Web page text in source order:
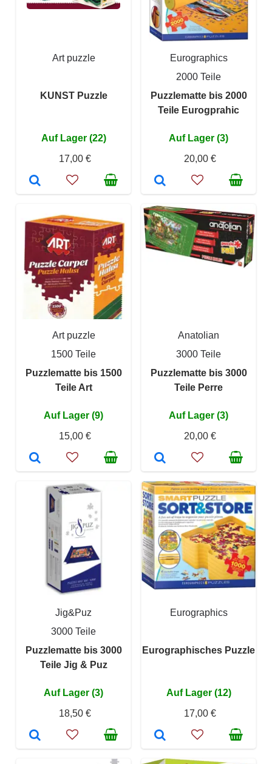
Art puzzle
KUNST Puzzle
Auf Lager (22)
17,00 €
Eurographics
2000 Teile
Puzzlematte bis 2000
Teile Eurogprahic
Auf Lager (3)
20,00 €
Art puzzle
1500 Teile
Puzzlematte bis 1500
Teile Art
Auf Lager (9)
15,00 €
Anatolian
3000 Teile
Puzzlematte bis 3000
Teile Perre
Auf Lager (3)
20,00 €
Jig&Puz
3000 Teile
Puzzlematte bis 3000
Teile Jig & Puz
Auf Lager (3)
18,50 €
Eurographics
Eurographisches Puzzle
Auf Lager (12)
17,00 €